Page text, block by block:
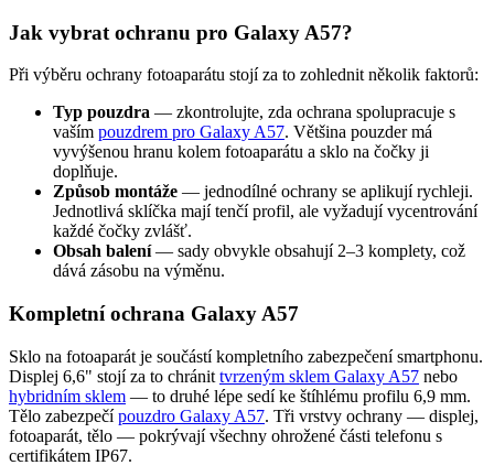
Jak vybrat ochranu pro Galaxy A57?
Při výběru ochrany fotoaparátu stojí za to zohlednit několik faktorů:
Typ pouzdra — zkontrolujte, zda ochrana spolupracuje s
vaším pouzdrem pro Galaxy A57. Většina pouzder má
vyvýšenou hranu kolem fotoaparátu a sklo na čočky ji
doplňuje.
Způsob montáže — jednodílné ochrany se aplikují rychleji.
Jednotlivá sklíčka mají tenčí profil, ale vyžadují vycentrování
každé čočky zvlášť.
Obsah balení— sady obvykle obsahují 2–3 komplety, což
dává zásobu na výměnu.
Kompletní ochrana Galaxy A57
Sklo na fotoaparát je součástí kompletního zabezpečení smartphonu.
Displej 6,6" stojí za to chránit tvrzeným sklem Galaxy A57 nebo
hybridním sklem — to druhé lépe sedí ke štíhlému profilu 6,9 mm.
Tělo zabezpečípouzdro Galaxy A57. Tři vrstvy ochrany — displej,
fotoaparát, tělo — pokrývají všechny ohrožené části telefonu s
certifikátem IP67.